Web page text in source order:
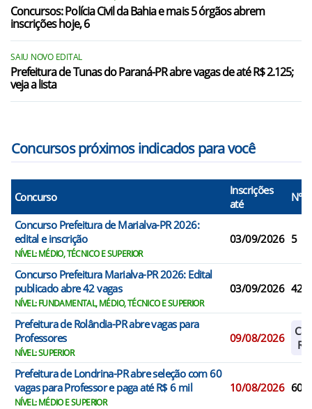
Londrina/PR
Mandaguari/PR
Marialva/PR
Marilândia do Sul/PR
Concursos: Polícia Civil da Bahia e mais 5 órgãos abrem
inscrições hoje, 6
SAIU NOVO EDITAL
Prefeitura de Tunas do Paraná-PR abre vagas de até R$ 2.125;
veja a lista
Concursos próximos indicados para você
Concurso
Inscrições
até
N°
Concurso Prefeitura de Marialva-PR 2026:
edital e inscrição
NÍVEL: MÉDIO, TÉCNICO E SUPERIOR
03/09/2026 5
Concurso Prefeitura Marialva-PR 2026: Edital
publicado abre 42 vagas
NÍVEL: FUNDAMENTAL, MÉDIO, TÉCNICO E SUPERIOR
03/09/2026 42
Prefeitura de Rolândia-PR abre vagas para
Professores
NÍVEL: SUPERIOR
09/08/2026
Prefeitura de Londrina-PR abre seleção com 60
vagas para Professor e paga até R$ 6 mil
NÍVEL: MÉDIO E SUPERIOR
10/08/2026 60